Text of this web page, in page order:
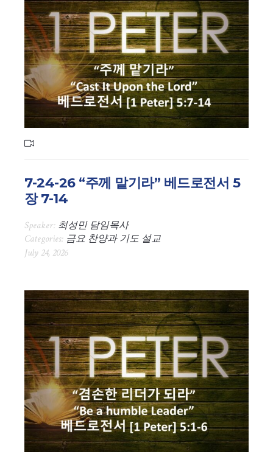
7-24-26 “주께 맡기라” 베드로전서 5
장 7-14
Speaker: 최성민 담임목사
Categories: 금요 찬양과 기도 설교
July 24, 2026